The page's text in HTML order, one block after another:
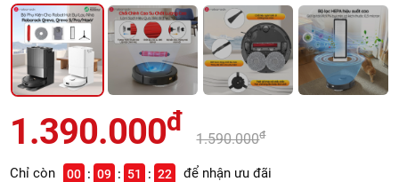
1.390.000đ
1.590.000đ
Chỉ còn 00 09 51 21 để nhận ưu đãi